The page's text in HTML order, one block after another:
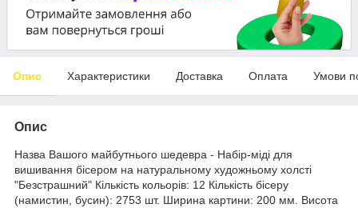
Опис Характеристики Доставка Оплата Умови
Опис
Назва Вашого майбутнього шедевра - Набір-міді для
вишивання бісером на натуральному художньому холсті
"Безстрашний" Кількість кольорів: 12 Кількість бісеру
(намистин, бусин): 2753 шт. Ширина картини: 200 мм. Висота